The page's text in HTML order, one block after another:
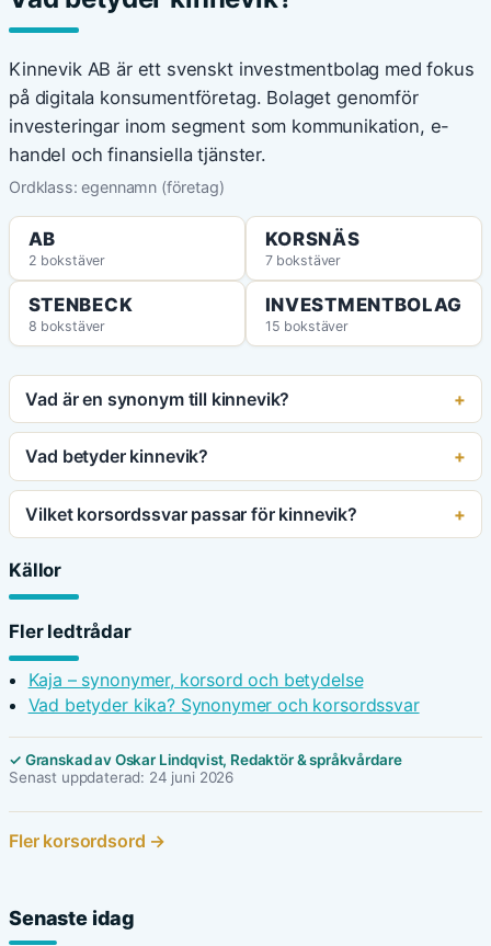
Kinnevik AB är ett svenskt investmentbolag med fokus
på digitala konsumentföretag. Bolaget genomför
investeringar inom segment som kommunikation, e-
handel och finansiella tjänster.
Ordklass: egennamn (företag)
AB
2 bokstäver
KORSNÄS
7 bokstäver
STENBECK
8 bokstäver
INVESTMENTBOLAG
15 bokstäver
Vad är en synonym till kinnevik?
Vad betyder kinnevik?
Vilket korsordssvar passar för kinnevik?
Källor
Fler ledtrådar
Kaja – synonymer, korsord och betydelse
Vad betyder kika? Synonymer och korsordssvar
✓ Granskad av Oskar Lindqvist, Redaktör & språkvårdare
Senast uppdaterad: 24 juni 2026
Fler korsordsord →
Senaste idag